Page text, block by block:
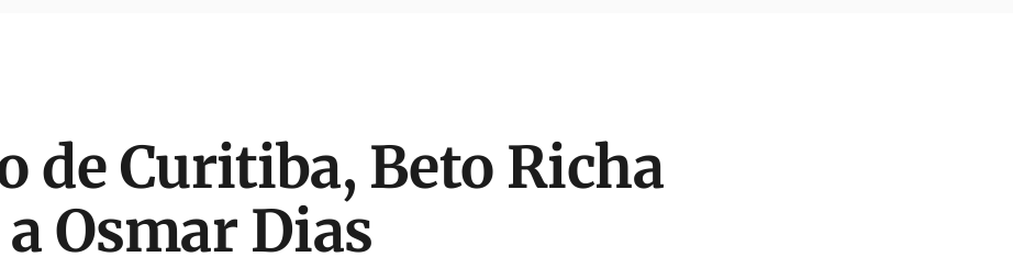
de Curitiba, Beto Richa
Osmar Dias